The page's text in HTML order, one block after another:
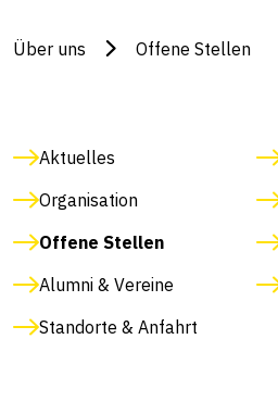
Über uns Offene Stellen
Aktuelles
Organisation
Offene Stellen
Alumni & Vereine
Standorte & Anfahrt